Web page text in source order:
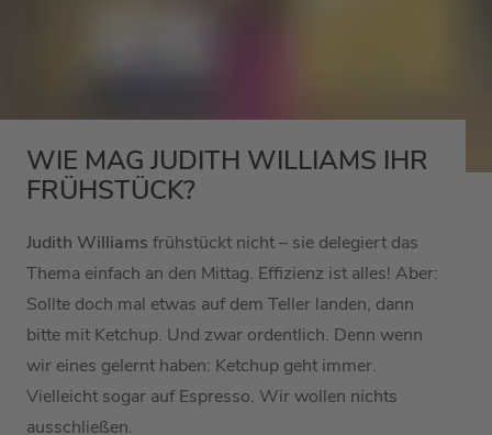
WIE MAG JUDITH WILLIAMS IHR
FRÜHSTÜCK?
Judith Williams frühstückt nicht – sie delegiert das
Thema einfach an den Mittag. Effizienz ist alles! Aber:
Sollte doch mal etwas auf dem Teller landen, dann
bitte mit Ketchup. Und zwar ordentlich. Denn wenn
wir eines gelernt haben: Ketchup geht immer.
Vielleicht sogar auf Espresso. Wir wollen nichts
ausschließen.